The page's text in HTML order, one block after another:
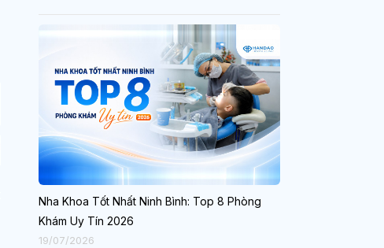
Nha Khoa Tốt Nhất Ninh Bình: Top 8 Phòng
Khám Uy Tín 2026
19/07/2026